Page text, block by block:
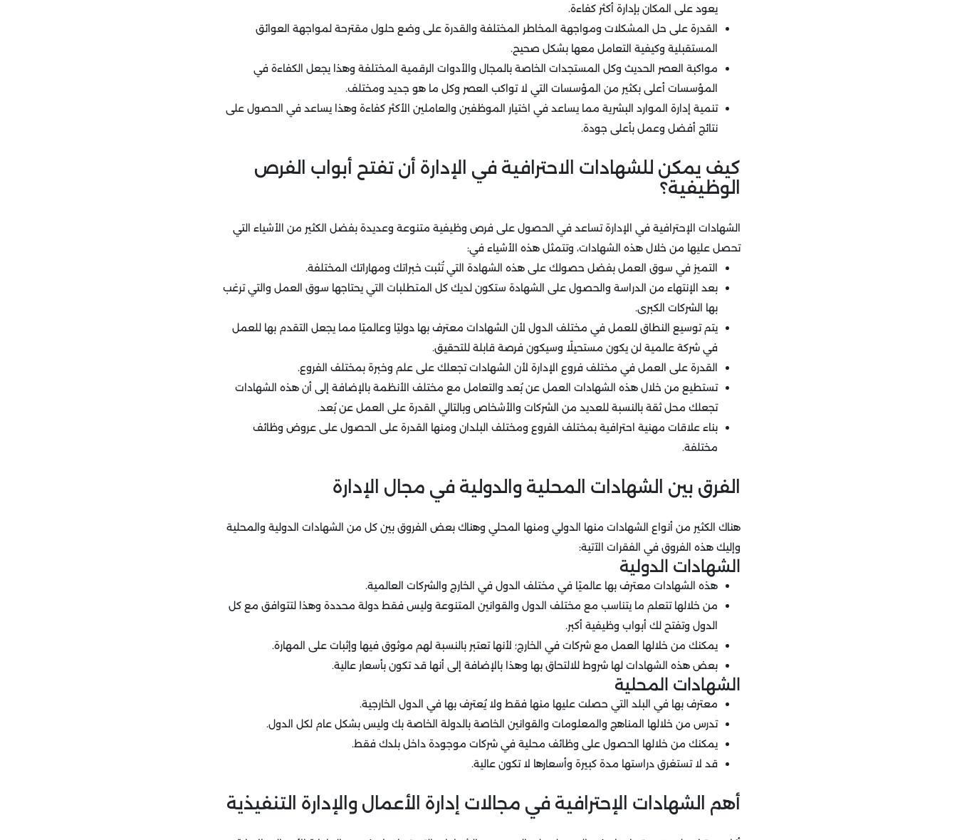
يعود على المكان بإدارة أكثر كفاءة.
القدرة على حل المشكلات ومواجهة المخاطر المختلفة والقدرة على وضع حلول مقترحة لمواجهة العوائق
المستقبلية وكيفية التعامل معها بشكل صحيح.
مواكبة العصر الحديث وكل المستجدات الخاصة بالمجال والأدوات الرقمية المختلفة وهذا يجعل الكفاءة في
المؤسسات أعلى بكثير من المؤسسات التي لا تواكب العصر وكل ما هو جديد ومختلف.
تنمية إدارة الموارد البشرية مما يساعد في اختيار الموظفين والعاملين الأكثر كفاءة وهذا يساعد في الحصول على
نتائج أفضل وعمل بأعلى جودة.
كيف يمكن للشهادات الاحترافية في الإدارة أن تفتح أبواب الفرص
الوظيفية؟
الشهادات الإحترافية في الإدارة تساعد في الحصول على فرص وظيفية متنوعة وعديدة بفضل الكثير من الأشياء التي
تحصل عليها من خلال هذه الشهادات، وتتمثل هذه الأشياء في:
التميز في سوق العمل بفضل حصولك على هذه الشهادة التي تُثبت خبراتك ومهاراتك المختلفة.
بعد الإنتهاء من الدراسة والحصول على الشهادة ستكون لديك كل المتطلبات التي يحتاجها سوق العمل والتي ترغب
بها الشركات الكبرى.
يتم توسيع النطاق للعمل في مختلف الدول لأن الشهادات معترف بها دوليًا وعالميًا مما يجعل التقدم بها للعمل
في شركة عالمية لن يكون مستحيلًا وسيكون فرصة قابلة للتحقيق.
القدرة على العمل في مختلف فروع الإدارة لأن الشهادات تجعلك على علم وخبرة بمختلف الفروع.
تستطيع من خلال هذه الشهادات العمل عن بُعد والتعامل مع مختلف الأنظمة بالإضافة إلى أن هذه الشهادات
تجعلك محل ثقة بالنسبة للعديد من الشركات والأشخاص وبالتالي القدرة على العمل عن بُعد.
بناء علاقات مهنية احترافية بمختلف الفروع ومختلف البلدان ومنها القدرة على الحصول على عروض وظائف
مختلفة.
الفرق بين الشهادات المحلية والدولية في مجال الإدارة
هناك الكثير من أنواع الشهادات منها الدولي ومنها المحلي وهناك بعض الفروق بين كل من الشهادات الدولية والمحلية
وإليك هذه الفروق في الفقرات الآتية:
الشهادات الدولية
هذه الشهادات معترف بها عالميًا في مختلف الدول في الخارج والشركات العالمية.
من خلالها تتعلم ما يتناسب مع مختلف الدول والقوانين المتنوعة وليس فقط دولة محددة وهذا لتتوافق مع كل
الدول وتفتح لك أبواب وظيفية أكبر.
يمكنك من خلالها العمل مع شركات في الخارج؛ لأنها تعتبر بالنسبة لهم موثوق فيها وإثبات على المهارة.
بعض هذه الشهادات لها شروط للالتحاق بها وهذا بالإضافة إلى أنها قد تكون بأسعار عالية.
الشهادات المحلية
معترف بها في البلد التي حصلت عليها منها فقط ولا يُعترف بها في الدول الخارجية.
تدرس من خلالها المناهج والمعلومات والقوانين الخاصة بالدولة الخاصة بك وليس بشكل عام لكل الدول.
يمكنك من خلالها الحصول على وظائف محلية في شركات موجودة داخل بلدك فقط.
قد لا تستغرق دراستها مدة كبيرة وأسعارها لا تكون عالية.
أهم الشهادات الإحترافية في مجالات إدارة الأعمال والإدارة التنفيذية